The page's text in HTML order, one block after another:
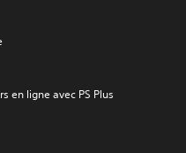
en ligne avec PS Plus